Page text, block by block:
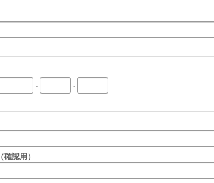
- -
（確認用）